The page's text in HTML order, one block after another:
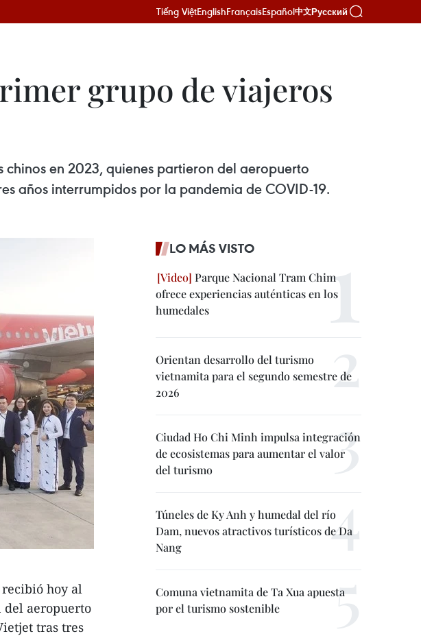
Tiếng ViệtEnglishFrançaisEspañol中文Русский
grupo de viajeros
en 2023, quienes partieron del aeropuerto
años interrumpidos por la pandemia de COVID-19.
hoy al
del aeropuerto
tras tres
LO MÁS VISTO
Parque Nacional Tram Chim
ofrece experiencias auténticas en los
humedales
Orientan desarrollo del turismo
vietnamita para el segundo semestre de
2026
Ciudad Ho Chi Minh impulsa integración
de ecosistemas para aumentar el valor
del turismo
Túneles de Ky Anh y humedal del río
Dam, nuevos atractivos turísticos de Da
Nang
Comuna vietnamita de Ta Xua apuesta
por el turismo sostenible